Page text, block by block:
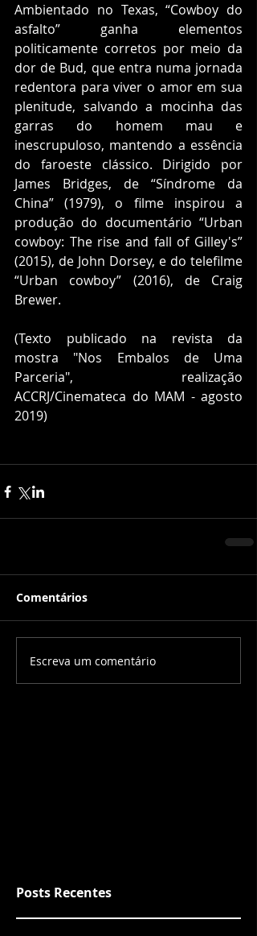
Ambientado no Texas, “Cowboy do
asfalto” ganha elementos
politicamente corretos por meio da
dor de Bud, que entra numa jornada
redentora para viver o amor em sua
plenitude, salvando a mocinha das
garras do homem mau e
inescrupuloso, mantendo a essência
do faroeste clássico. Dirigido por
James Bridges, de “Síndrome da
China” (1979), o filme inspirou a
produção do documentário “Urban
cowboy: The rise and fall of Gilley's”
(2015), de John Dorsey, e do telefilme
“Urban cowboy” (2016), de Craig
Brewer.
(Texto publicado na revista da
mostra "Nos Embalos de Uma
Parceria", realização
ACCRJ/Cinemateca do MAM - agosto
2019)
Comentários
Escreva um comentário
Posts Recentes